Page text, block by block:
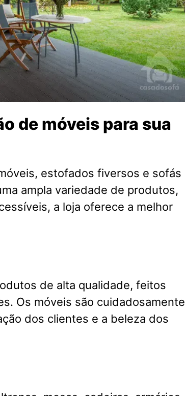
de móveis para sua
estofados fiversos e sofás
ampla variedade de produtos,
a loja oferece a melhor
de alta qualidade, feitos
Os móveis são cuidadosamente
dos clientes e a beleza dos